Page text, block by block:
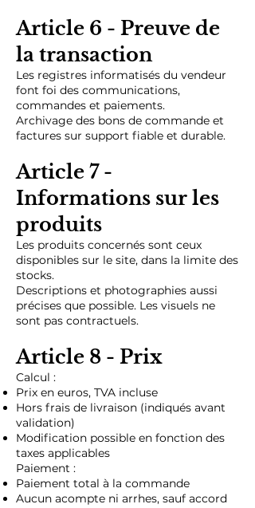
Article 6 - Preuve de
la transaction
Les registres informatisés du vendeur
font foi des communications,
commandes et paiements.
Archivage des bons de commande et
factures sur support fiable et durable.
Article 7 -
Informations sur les
produits
Les produits concernés sont ceux
disponibles sur le site, dans la limite des
stocks.
Descriptions et photographies aussi
précises que possible. Les visuels ne
sont pas contractuels.
Article 8 - Prix
Calcul :
Prix en euros, TVA incluse
Hors frais de livraison (indiqués avant
validation)
Modification possible en fonction des
taxes applicables
Paiement :
Paiement total à la commande
Aucun acompte ni arrhes, sauf accord